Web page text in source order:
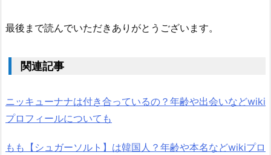
最後まで読んでいただきありがとうございます。
関連記事
ニッキューナナは付き合っているの？年齢や出会いなどwiki
プロフィールについても
もも【シュガーソルト】は韓国人？年齢や本名などwikiプロ